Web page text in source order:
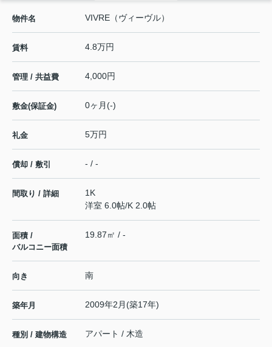
物件名 VIVRE（ヴィーヴル）
賃料 4.8万円
管理 / 共益費 4,000円
敷金(保証金) 0ヶ月(-)
礼金 5万円
償却 / 敷引 - / -
間取り / 詳細
1K
洋室 6.0帖/K 2.0帖
面積 /
バルコニー面積
19.87㎡ / -
向き 南
築年月 2009年2月(築17年)
種別 / 建物構造 アパート / 木造